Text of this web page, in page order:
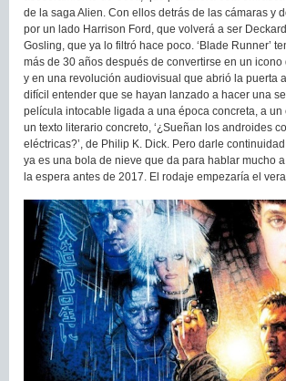
de la saga Alien. Con ellos detrás de las cámaras y
por un lado Harrison Ford, que volverá a ser
Gosling, que ya lo filtró hace poco. ‘Blade Runner’
más de 30 años después de convertirse en un
y en una revolución audiovisual que abrió la puerta
difícil entender que se hayan lanzado a hacer una
película intocable ligada a una época concreta, a un
un texto literario concreto, ‘¿Sueñan los androides
eléctricas?’, de Philip K. Dick. Pero darle continuidad
ya es una bola de nieve que da para hablar mucho
la espera antes de 2017. El rodaje empezaría el